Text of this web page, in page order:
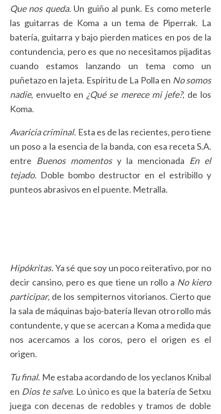
Que nos queda.Un guiño al punk. Es como meterle
las guitarras de Koma a un tema de Piperrak. La
batería, guitarra y bajo pierden matices en pos de la
contundencia, pero es que no necesitamos pijaditas
cuando estamos lanzando un tema como un
puñetazo en la jeta. Espíritu de La Polla en No somos
nadie, envuelto en ¿Qué se merece mi jefe?, de los
Koma.
Avaricia criminal. Esta es de las recientes, pero tiene
un poso a la esencia de la banda, con esa receta S.A.
entre Buenos momentos y la mencionada En el
tejado. Doble bombo destructor en el estribillo y
punteos abrasivos en el puente. Metralla.
Hipókritas.Ya sé que soy un poco reiterativo, por no
decir cansino, pero es que tiene un rollo a No kiero
participar, de los sempiternos vitorianos. Cierto que
la sala de máquinas bajo-batería llevan otro rollo más
contundente, y que se acercan a Koma a medida que
nos acercamos a los coros, pero el origen es el
origen.
Tu final. Me estaba acordando de los yeclanos Knibal
en Dios te salve. Lo único es que la batería de Setxu
juega con decenas de redobles y tramos de doble